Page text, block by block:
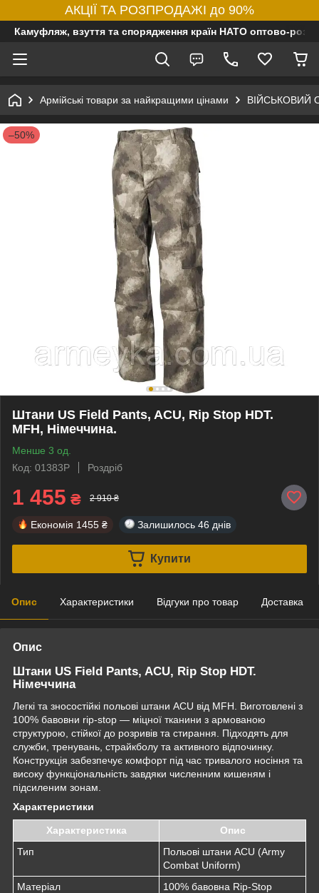
АКЦІЇ ТА РОЗПРОДАЖІ до 90%
Камуфляж, взуття та спорядження країн НАТО оптово-
Армійські товари за найкращими цінами ВІЙСЬКОВИЙ
–50%
Штани US Field Pants, ACU, Rip Stop HDT.
MFH, Німеччина.
Менше 3 од.
Код: 01383P
Роздріб
1 455 ₴ 2 910 ₴
Економія 1455 ₴ Залишилось 46 днів
Купити
Опис Характеристики Відгуки про товар Доставка
Опис
Штани US Field Pants, ACU, Rip Stop HDT.
Німеччина
Легкі та зносостійкі польові штани ACU від MFH. Виготовлені з
100% бавовни rip-stop — міцної тканини з армованою
структурою, стійкої до розривів та стирання. Підходять для
служби, тренувань, страйкболу та активного відпочинку.
Конструкція забезпечує комфорт під час тривалого носіння та
високу функціональність завдяки численним кишеням і
підсиленим зонам.
Характеристики
Характеристика
Опис
Тип
Польові штани ACU (Army
Combat Uniform)
Матеріал
100% бавовна Rip-Stop